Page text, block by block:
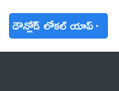
డౌన్లోడ్ లోకల్ యాప్